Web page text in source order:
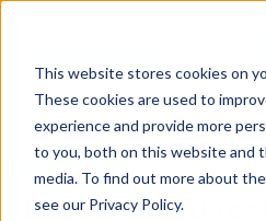
This website stores cookies on
These cookies are used to
experience and provide more
to you, both on this website and
media. To find out more about
see our Privacy Policy.
leitura
Educação